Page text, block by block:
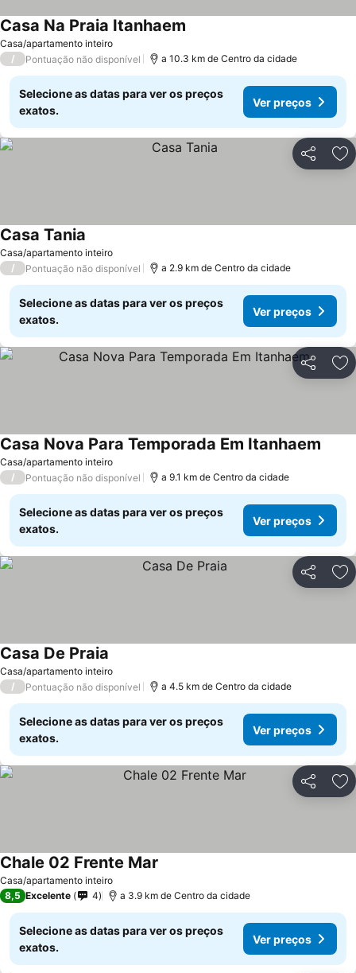
Casa/apartamento inteiro
Casa Na Praia Itanhaem
/ Pontuação não disponível a 10.3 km de Centro da cidade
Selecione as datas para ver os preços
exatos.
Ver preços
Partilhar
Casa/apartamento inteiro
Casa Tania
/ Pontuação não disponível a 2.9 km de Centro da cidade
Selecione as datas para ver os preços
exatos.
Ver preços
Partilhar
Casa/apartamento inteiro
Casa Nova Para Temporada Em Itanhaem
/ Pontuação não disponível a 9.1 km de Centro da cidade
Selecione as datas para ver os preços
exatos.
Ver preços
Partilhar
Casa/apartamento inteiro
Casa De Praia
/ Pontuação não disponível a 4.5 km de Centro da cidade
Selecione as datas para ver os preços
exatos.
Ver preços
Partilhar
Casa/apartamento inteiro
Chale 02 Frente Mar
8,5 Excelente 4 a 3.9 km de Centro da cidade
Selecione as datas para ver os preços
exatos.
Ver preços